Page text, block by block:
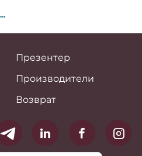
ТМ Колбасные традиции
Презентер
Производители
Возврат